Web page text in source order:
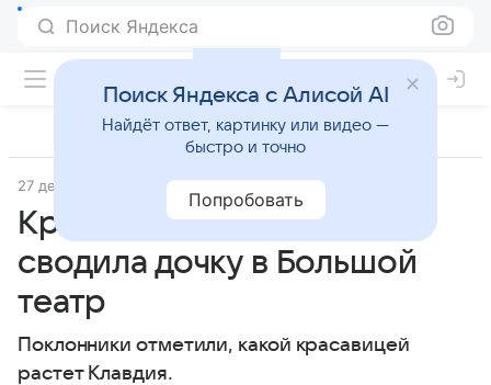
Поиск Яндекса
27 декабря 2018
Кристина Орбакайте
сводила дочку в Большой
театр
Поклонники отметили, какой красавицей
растет Клавдия.
Поиск Яндекса с Алисой AI
Найдёт ответ, картинку или видео —
быстро и точно
Попробовать